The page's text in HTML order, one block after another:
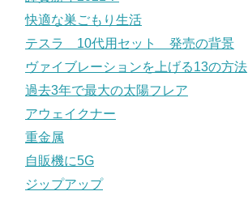
快適な巣ごもり生活
テスラ 10代用セット 発売の背景
ヴァイブレーションを上げる13の方法
過去3年で最大の太陽フレア
アウェイクナー
重金属
自販機に5G
ジップアップ